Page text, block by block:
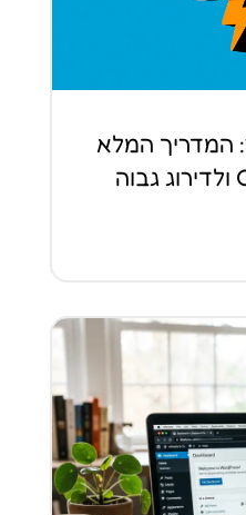
המדריך המלא
ל-Core Web Vitals ולדירוג גבוה